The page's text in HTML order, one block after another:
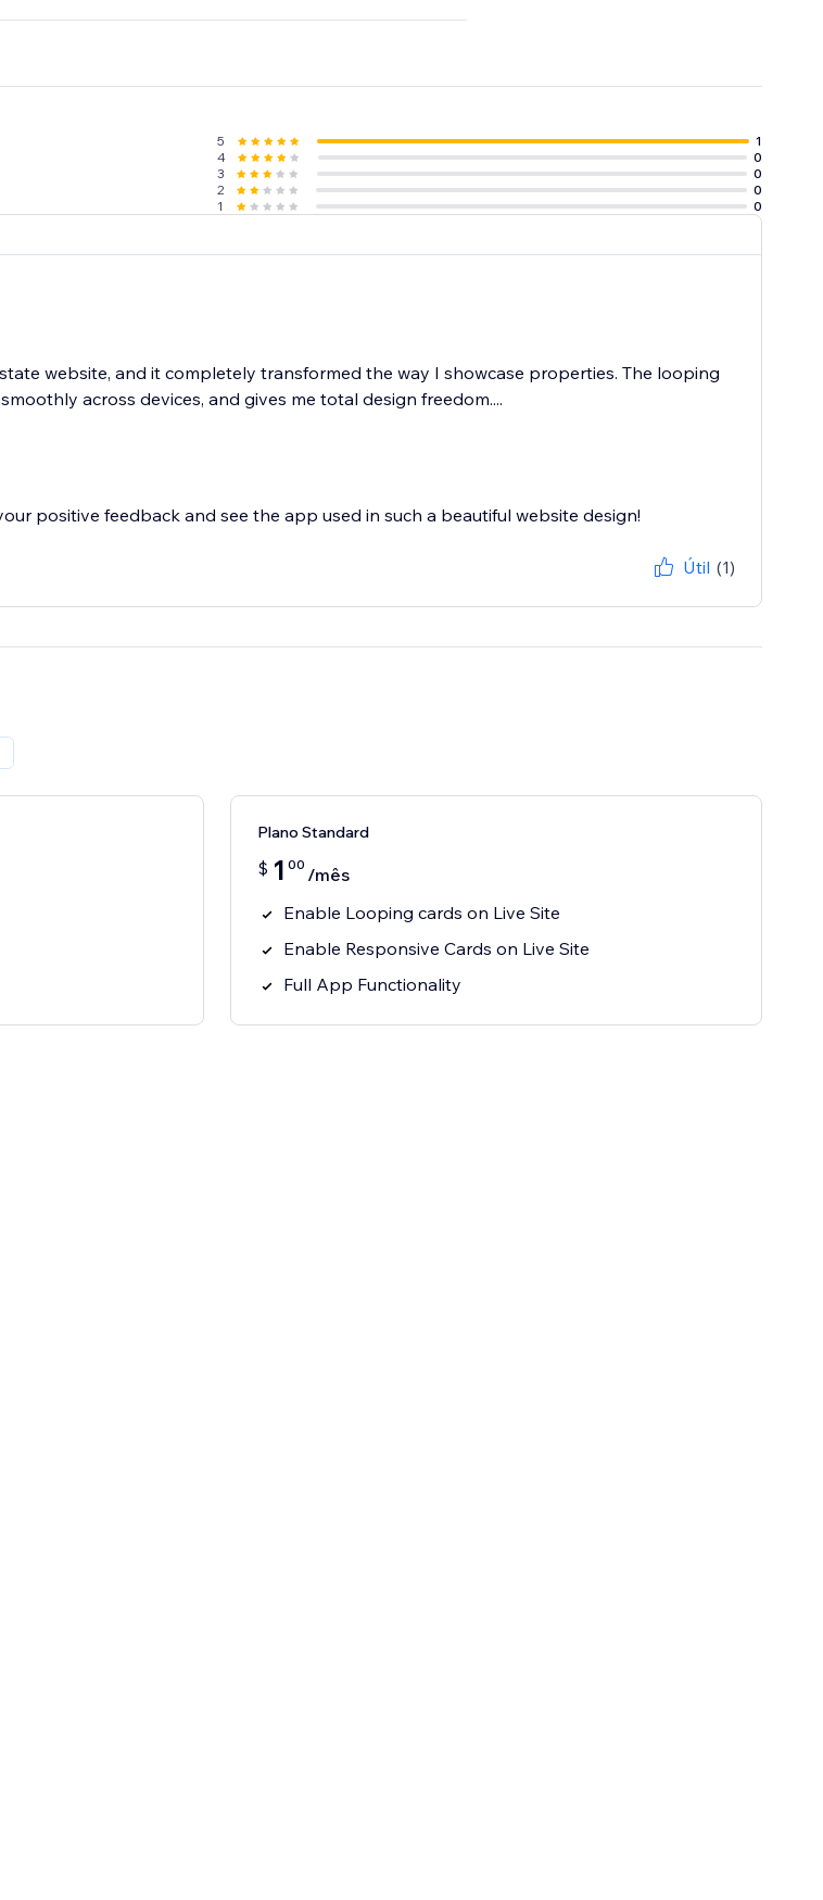
5
1
4
0
3
0
2
0
1
0
website, and it completely transformed the way I showcase properties. The looping
across devices, and gives me total design freedom....
positive feedback and see the app used in such a beautiful website design!
Útil (1)
Plano Standard
$ 1 00 /mês
Enable Looping cards on Live Site
Enable Responsive Cards on Live Site
Full App Functionality